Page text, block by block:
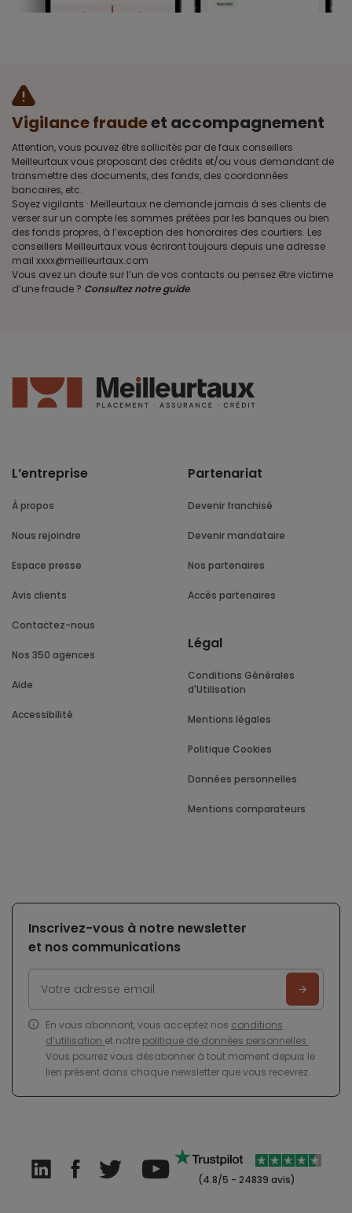
Vigilance fraudeet accompagnement
Attention, vous pouvez être sollicités par de faux conseillers
Meilleurtaux vous proposant des crédits et/ou vous demandant de
transmettre des documents, des fonds, des coordonnées
bancaires, etc.
Soyez vigilants · Meilleurtaux ne demande jamais à ses clients de
verser sur un compte les sommes prêtées par les banques ou bien
des fonds propres, à l’exception des honoraires des courtiers. Les
conseillers Meilleurtaux vous écriront toujours depuis une adresse
mail xxxx@meilleurtaux.com
Vous avez un doute sur l’un de vos contacts ou pensez être victime
d’une fraude ? Consultez notre guide.
L’entreprise
À propos
Nous rejoindre
Espace presse
Avis clients
Contactez-nous
Nos 350 agences
Aide
Accessibilité
Partenariat
Devenir franchisé
Devenir mandataire
Nos partenaires
Accès partenaires
Légal
Conditions Générales
d'Utilisation
Mentions légales
Politique Cookies
Données personnelles
Mentions comparateurs
Inscrivez-vous à notre newsletter
et nos communications
En vous abonnant, vous acceptez nos conditions
d’utilisation et notre politique de données personnelles .
Vous pourrez vous désabonner à tout moment depuis le
lien présent dans chaque newsletter que vous recevrez.
(4.8/5 - 24839 avis)